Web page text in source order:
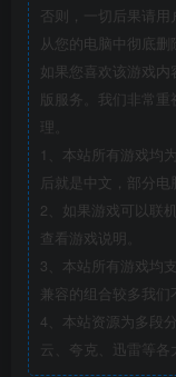
否则，一切后果请用
从您的电脑中彻底删
如果您喜欢该游戏内
版服务。我们非常
理。
1、本站所有游戏均
后就是中文，部分电
2、如果游戏可以联
查看游戏说明。
3、本站所有游戏均
兼容的组合较多我们
4、本站资源为多段
云、夸克、迅雷等各